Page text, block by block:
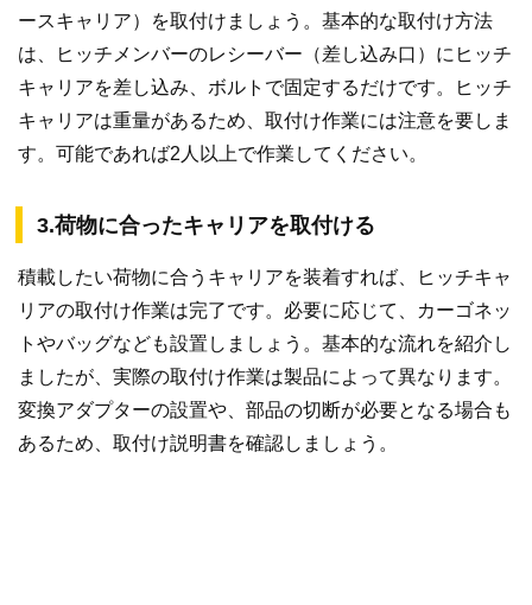
ースキャリア）を取付けましょう。基本的な取付け方法
は、ヒッチメンバーのレシーバー（差し込み口）にヒッチ
キャリアを差し込み、ボルトで固定するだけです。ヒッチ
キャリアは重量があるため、取付け作業には注意を要しま
す。可能であれば2人以上で作業してください。
3.荷物に合ったキャリアを取付ける
積載したい荷物に合うキャリアを装着すれば、ヒッチキャ
リアの取付け作業は完了です。必要に応じて、カーゴネッ
トやバッグなども設置しましょう。基本的な流れを紹介し
ましたが、実際の取付け作業は製品によって異なります。
変換アダプターの設置や、部品の切断が必要となる場合も
あるため、取付け説明書を確認しましょう。